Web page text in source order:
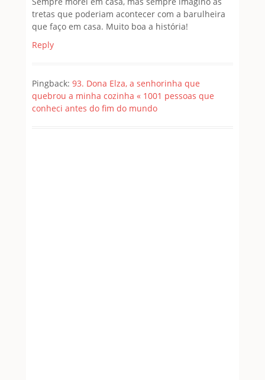
tretas que poderiam acontecer com a barulheira
que faço em casa. Muito boa a história!
Reply
Pingback: 93. Dona Elza, a senhorinha que
quebrou a minha cozinha « 1001 pessoas que
conheci antes do fim do mundo